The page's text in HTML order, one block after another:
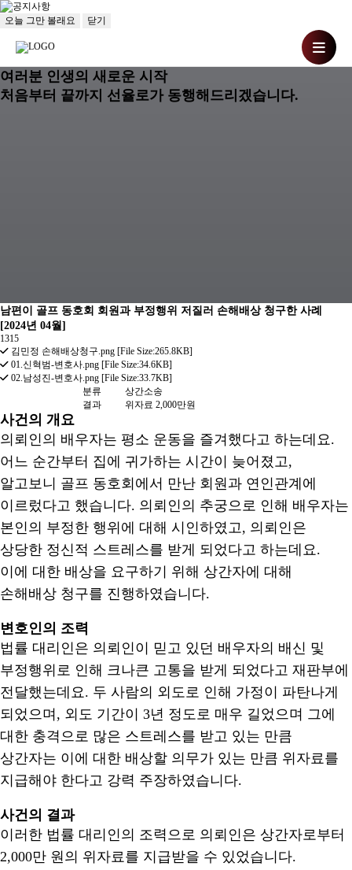
오늘 그만 볼래요 닫기
여러분 인생의 새로운 시작
처음부터 끝까지 선율로가 동행해드리겠습니다.
남편이 골프 동호회 회원과 부정행위 저질러 손해배상 청구한 사례
[2024년 04월]
1315
김민정 손해배상청구.png [File Size:265.8KB]
01.신혁범-변호사.png [File Size:34.6KB]
02.남성진-변호사.png [File Size:33.7KB]
분류
상간소송
결과
위자료 2,000만원
사건의 개요
의뢰인의 배우자는 평소 운동을 즐겨했다고 하는데요.
어느 순간부터 집에 귀가하는 시간이 늦어졌고,
알고보니 골프 동호회에서 만난 회원과 연인관계에
이르렀다고 했습니다. 의뢰인의 추궁으로 인해 배우자는
본인의 부정한 행위에 대해 시인하였고, 의뢰인은
상당한 정신적 스트레스를 받게 되었다고 하는데요.
이에 대한 배상을 요구하기 위해 상간자에 대해
손해배상 청구를 진행하였습니다.
변호인의 조력
법률 대리인은 의뢰인이 믿고 있던 배우자의 배신 및
부정행위로 인해 크나큰 고통을 받게 되었다고 재판부에
전달했는데요. 두 사람의 외도로 인해 가정이 파탄나게
되었으며, 외도 기간이 3년 정도로 매우 길었으며 그에
대한 충격으로 많은 스트레스를 받고 있는 만큼
상간자는 이에 대한 배상할 의무가 있는 만큼 위자료를
지급해야 한다고 강력 주장하였습니다.
사건의 결과
이러한 법률 대리인의 조력으로 의뢰인은 상간자로부터
2,000만 원의 위자료를 지급받을 수 있었습니다.